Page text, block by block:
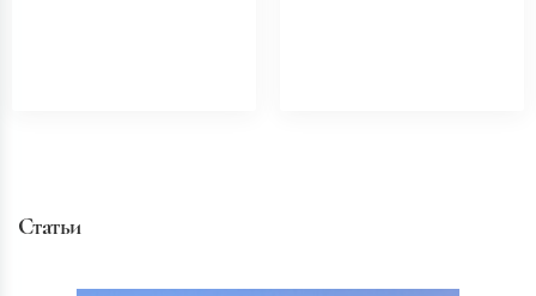
Статьи